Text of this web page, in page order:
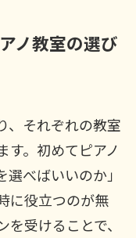
ノ教室の選び
、それぞれの教室
す。初めてピアノ
べばいいのか」
に役立つのが無
受けることで、